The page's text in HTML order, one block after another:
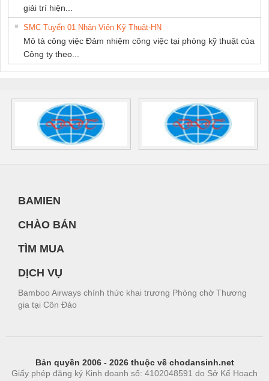
giải trí hiện...
SMC Tuyển 01 Nhân Viên Kỹ Thuật-HN
Mô tả công việc Đảm nhiệm công việc tại phòng kỹ thuật của
Công ty theo...
BAMIEN
CHÀO BÁN
TÌM MUA
DỊCH VỤ
Bamboo Airways chính thức khai trương Phòng chờ Thương
gia tại Côn Đảo
Bản quyền 2006 - 2026 thuộc về chodansinh.net
Giấy phép đăng ký Kinh doanh số: 4102048591 do Sở Kế Hoạch